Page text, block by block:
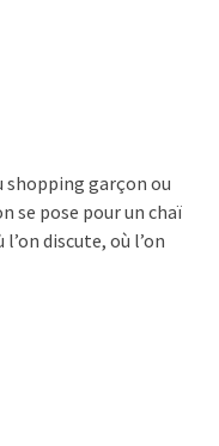
shopping garçon ou
se pose pour un chaï
discute, où l’on